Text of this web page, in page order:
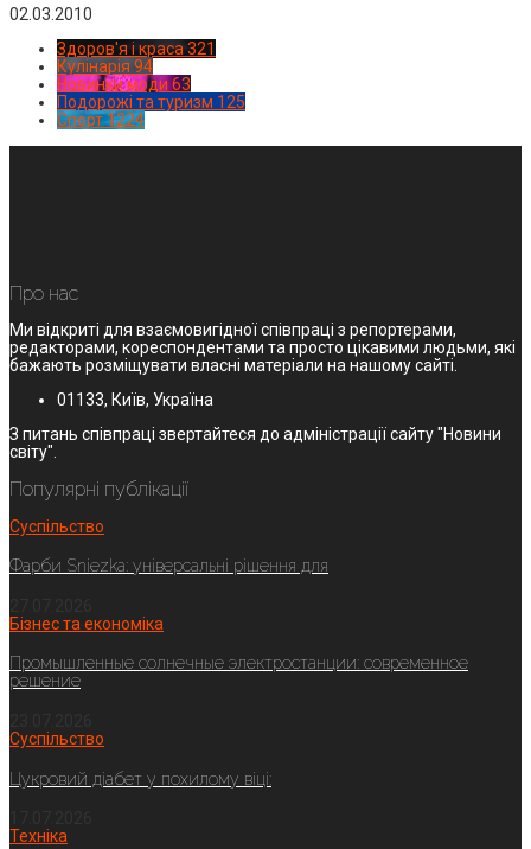
02.03.2010
Здоров'я і краса 321
Кулінарія 94
Новинки моди 63
Подорожі та туризм 125
Спорт1224
Про нас
Ми відкриті для взаємовигідної співпраці з репортерами,
редакторами, кореспондентами та просто цікавими людьми, які
бажають розміщувати власні матеріали на нашому сайті.
01133, Київ, Україна
З питань співпраці звертайтеся до адміністрації сайту "Новини
світу".
Популярні публікації
Суспільство
Фарби Sniezka: універсальні рішення для
Бізнес та економіка
Промышленные солнечные электростанции: современное
решение
Суспільство
Цукровий діабет у похилому віці:
Техніка